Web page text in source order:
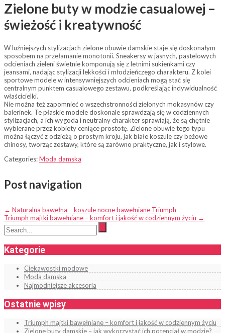
Zielone buty w modzie casualowej –
świeżość i kreatywność
W luźniejszych stylizacjach zielone obuwie damskie staje się doskonałym
sposobem na przełamanie monotonii. Sneakersy w jasnych, pastelowych
odcieniach zieleni świetnie komponują się z letnimi sukienkami czy
jeansami, nadając stylizacji lekkości i młodzieńczego charakteru. Z kolei
sportowe modele w intensywniejszych odcieniach mogą stać się
centralnym punktem casualowego zestawu, podkreślając indywidualność
właścicielki.
Nie można też zapomnieć o wszechstronności zielonych mokasynów czy
balerinek. Te płaskie modele doskonale sprawdzają się w codziennych
stylizacjach, a ich wygoda i neutralny charakter sprawiają, że są chętnie
wybierane przez kobiety ceniące prostotę. Zielone obuwie tego typu
można łączyć z odzieżą o prostym kroju, jak białe koszule czy beżowe
chinosy, tworząc zestawy, które są zarówno praktyczne, jak i stylowe.
Categories:Moda damska
Post navigation
← Naturalna bawełna – koszule nocne bawełniane Triumph
Triumph majtki bawełniane – komfort i jakość w codziennym życiu →
Kategorie
Ciekawostki modowe
Moda damska
Najmodniejsze akcesoria
Ostatnie wpisy
Triumph majtki bawełniane – komfort i jakość w codziennym życiu
Zielone buty damskie – jak wykorzystać ich potencjał w modzie?